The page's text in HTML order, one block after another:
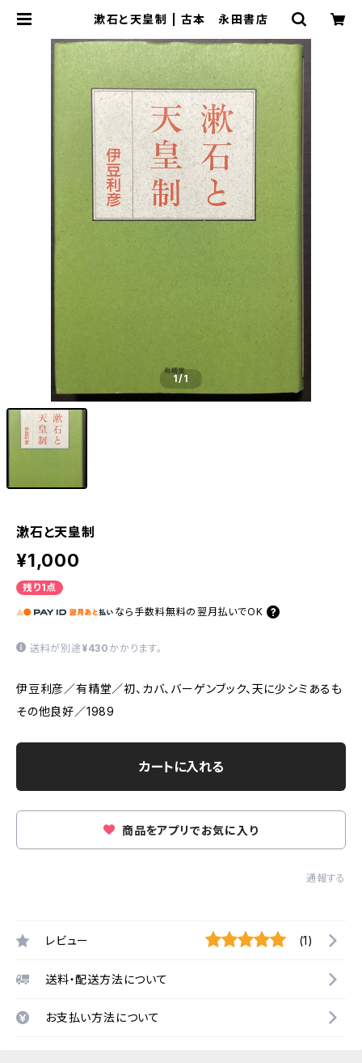
漱石と天皇制 | 古本 永田書店
1/1
漱石と天皇制
¥1,000
残り1点
なら 手数料無料の 翌月払いでOK
送料が別途 ¥430 かかります。
伊豆利彦／有精堂／初、カバ、バーゲンブック、天に少シミあるも
その他良好／1989
カートに入れる
商品をアプリでお気に入り
通報する
レビュー (1)
送料・配送方法について
お支払い方法について